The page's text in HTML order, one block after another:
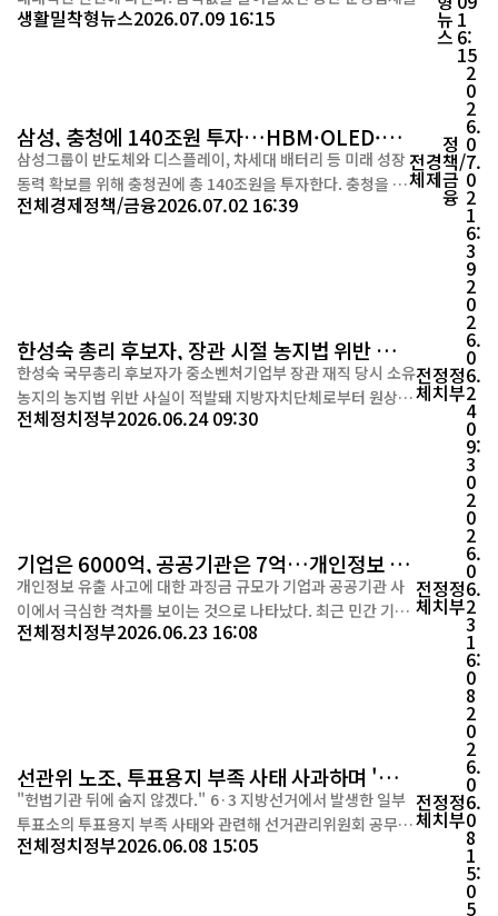
애고 입점업체와 직접 계약하는 방식으로 운영체계를 바꾸면서 커
생활밀착형뉴스2026.07.09 16:15 뉴
스
1
6:
15
삼성, 충청에 140조원 투자…HBM·OLED·차
세대 배터리 '미래 승부수'
삼성그룹이 반도체와 디스플레이, 차세대 배터리 등 미래 성장
동력 확보를 위해 충청권에 총 140조원을 투자한다. 충청을 글
로벌 첨단 소재·부품 산업의 핵심 거점으로 육성해 25만개의
전체경제정책/금융2026.07.02 16:39
전
체
경
제
정
책/
금
융
2
0
2
6.
0
7.
0
2
1
6:
3
9
한성숙 총리 후보자, 장관 시절 농지법 위반 적발
되고도 1년 가까이 미조치
한성숙 국무총리 후보자가 중소벤처기업부 장관 재직 당시 소유
농지의 농지법 위반 사실이 적발돼 지방자치단체로부터 원상복
구 명령을 받고도 약 1년 가까이 이를 이행하지 않았다고 야당
전체정치정부2026.06.24 09:30
전
체
정
치
정
부
2
0
2
6.
0
6.
2
4
0
9:
3
0
기업은 6000억, 공공기관은 7억…개인정보 유
출 과징금 '극심한 격차'
개인정보 유출 사고에 대한 과징금 규모가 기업과 공공기관 사
이에서 극심한 격차를 보이는 것으로 나타났다. 최근 민간 기업
에는 수천억 원대 과징금이 부과된 반면, 공공기관의 경우 최대
전체정치정부2026.06.23 16:08
전
체
정
치
정
부
2
0
2
6.
0
6.
2
3
1
6:
0
8
선관위 노조, 투표용지 부족 사태 사과하며 '본투
표 발급기' 도입 촉구
"헌법기관 뒤에 숨지 않겠다." 6·3 지방선거에서 발생한 일부
투표소의 투표용지 부족 사태와 관련해 선거관리위원회 공무원
노동조합이 공식 사과하고, 본투표에도 투표용지발급기를 도입
전체정치정부2026.06.08 15:05
전
체
정
치
정
부
2
0
2
6.
0
6.
0
8
1
5:
0
5